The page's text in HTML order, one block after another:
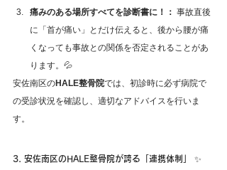
痛みのある場所すべてを診断書に！： 事故直後
に「首が痛い」とだけ伝えると、後から腰が痛
くなっても事故との関係を否定されることがあ
ります。💦
安佐南区のHALE整骨院では、初診時に必ず病院で
の受診状況を確認し、適切なアドバイスを行いま
す。
3. 安佐南区のHALE整骨院が誇る「連携体制」 ✨